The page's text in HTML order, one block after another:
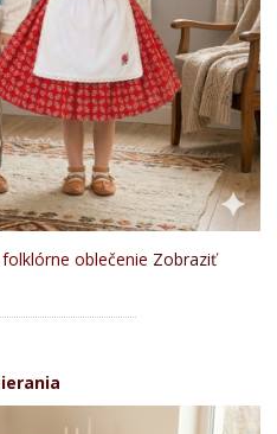
oblečenie Zobraziť